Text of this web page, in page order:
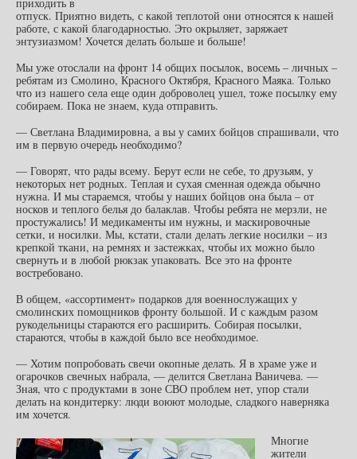
отпуск. Приятно видеть, с какой теплотой они относятся к нашей
работе, с какой благодарностью. Это окрыляет, заряжает
энтузиазмом! Хочется делать больше и больше!
Мы уже отослали на фронт 14 общих посылок, восемь – личных –
ребятам из Смолино, Красного Октября, Красного Маяка. Только
что из нашего села еще один доброволец ушел, тоже посылку ему
собираем. Пока не знаем, куда отправить.
— Светлана Владимировна, а вы у самих бойцов спрашивали, что
им в первую очередь необходимо?
— Говорят, что рады всему. Берут если не себе, то друзьям, у
некоторых нет родных. Теплая и сухая сменная одежда обычно
нужна. И мы стараемся, чтобы у наших бойцов она была – от
носков и теплого белья до балаклав. Чтобы ребята не мерзли, не
простужались! И медикаменты им нужны, и маскировочные
сетки, и носилки. Мы, кстати, стали делать легкие носилки – из
крепкой ткани, на ремнях и застежках, чтобы их можно было
свернуть и в любой рюкзак упаковать. Все это на фронте
востребовано.
В общем, «ассортимент» подарков для военнослужащих у
смолинских помощников фронту большой. И с каждым разом
рукодельницы стараются его расширить. Собирая посылки,
стараются, чтобы в каждой было все необходимое.
— Хотим попробовать свечи окопные делать. Я в храме уже и
огарочков свечных набрала, — делится Светлана Ваничева. —
Зная, что с продуктами в зоне СВО проблем нет, упор стали
делать на кондитерку: люди воюют молодые, сладкого наверняка
им хочется.
Многие
жители